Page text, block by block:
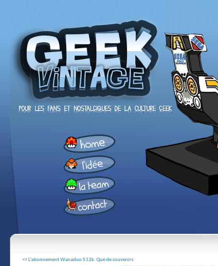
<< L’abonnement Wanadoo 512k. Que de souvenirs